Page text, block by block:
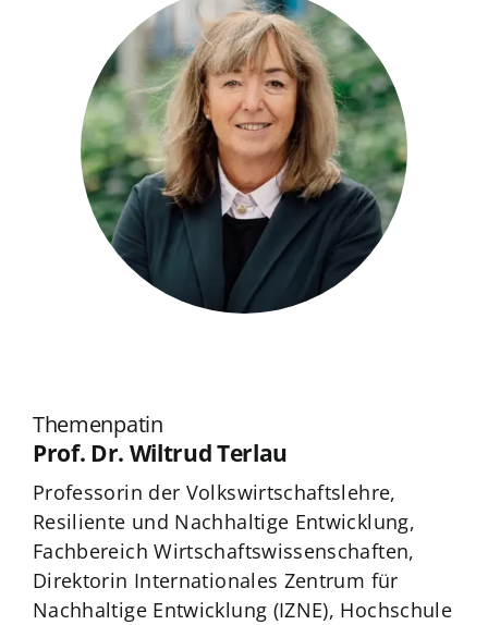
Themenpatin
Prof. Dr. Wiltrud Terlau
Professorin der Volkswirtschaftslehre,
Resiliente und Nachhaltige Entwicklung,
Fachbereich Wirtschaftswissenschaften,
Direktorin Internationales Zentrum für
Nachhaltige Entwicklung (IZNE), Hochschule